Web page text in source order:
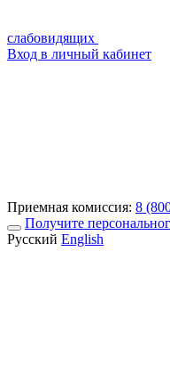
слабовидящих
Вход в личный кабинет
Приемная комиссия: 8
Получите
Русский English